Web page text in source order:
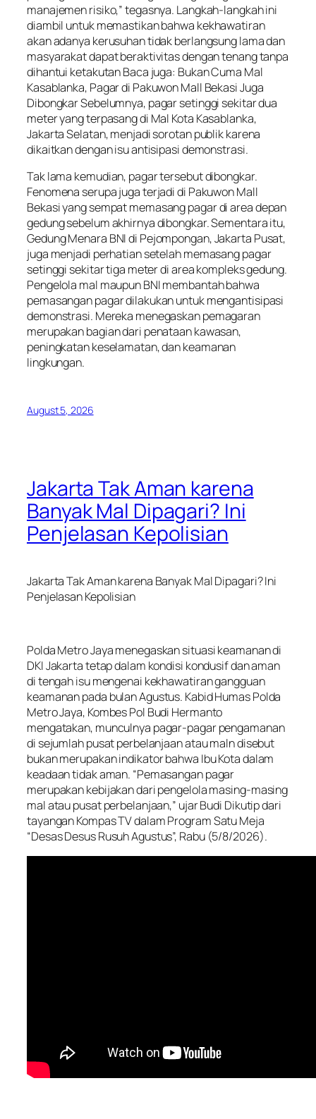
manajemen risiko,” tegasnya. Langkah-langkah ini
diambil untuk memastikan bahwa kekhawatiran
akan adanya kerusuhan tidak berlangsung lama dan
masyarakat dapat beraktivitas dengan tenang tanpa
dihantui ketakutan Baca juga: Bukan Cuma Mal
Kasablanka, Pagar di Pakuwon Mall Bekasi Juga
Dibongkar Sebelumnya, pagar setinggi sekitar dua
meter yang terpasang di Mal Kota Kasablanka,
Jakarta Selatan, menjadi sorotan publik karena
dikaitkan dengan isu antisipasi demonstrasi.
Tak lama kemudian, pagar tersebut dibongkar.
Fenomena serupa juga terjadi di Pakuwon Mall
Bekasi yang sempat memasang pagar di area depan
gedung sebelum akhirnya dibongkar. Sementara itu,
Gedung Menara BNI di Pejompongan, Jakarta Pusat,
juga menjadi perhatian setelah memasang pagar
setinggi sekitar tiga meter di area kompleks gedung.
Pengelola mal maupun BNI membantah bahwa
pemasangan pagar dilakukan untuk mengantisipasi
demonstrasi. Mereka menegaskan pemagaran
merupakan bagian dari penataan kawasan,
peningkatan keselamatan, dan keamanan
lingkungan.
August 5, 2026
Jakarta Tak Aman karena
Banyak Mal Dipagari? Ini
Penjelasan Kepolisian
Jakarta Tak Aman karena Banyak Mal Dipagari? Ini
Penjelasan Kepolisian
Polda Metro Jaya menegaskan situasi keamanan di
DKI Jakarta tetap dalam kondisi kondusif dan aman
di tengah isu mengenai kekhawatiran gangguan
keamanan pada bulan Agustus. Kabid Humas Polda
Metro Jaya, Kombes Pol Budi Hermanto
mengatakan, munculnya pagar-pagar pengamanan
di sejumlah pusat perbelanjaan atau maln disebut
bukan merupakan indikator bahwa Ibu Kota dalam
keadaan tidak aman. “Pemasangan pagar
merupakan kebijakan dari pengelola masing-masing
mal atau pusat perbelanjaan,” ujar Budi Dikutip dari
tayangan Kompas TV dalam Program Satu Meja
“Desas Desus Rusuh Agustus”, Rabu (5/8/2026).